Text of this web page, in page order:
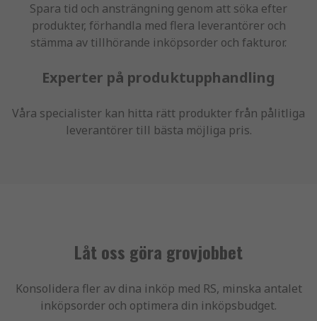
Spara tid och ansträngning genom att söka efter
produkter, förhandla med flera leverantörer och
stämma av tillhörande inköpsorder och fakturor.
Experter på produktupphandling
Våra specialister kan hitta rätt produkter från pålitliga
leverantörer till bästa möjliga pris.
Låt oss göra grovjobbet
Konsolidera fler av dina inköp med RS, minska antalet
inköpsorder och optimera din inköpsbudget.